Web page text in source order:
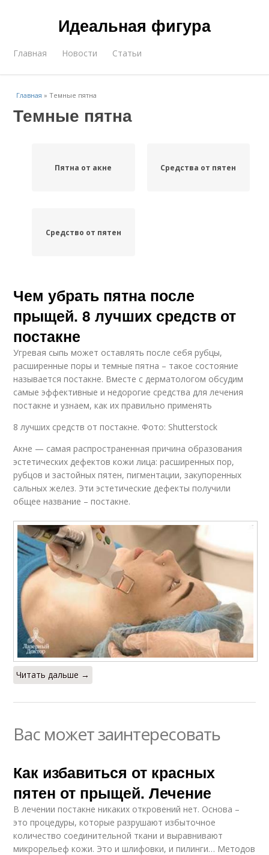
Идеальная фигура
Главная Новости Статьи
Главная »Темные пятна
Темные пятна
Пятна от акне Средства от пятен
Средство от пятен
Чем убрать пятна после
прыщей. 8 лучших средств от
постакне
Угревая сыпь может оставлять после себя рубцы,
расширенные поры и темные пятна – такое состояние
называется постакне. Вместе с дерматологом обсудим
самые эффективные и недорогие средства для лечения
постакне и узнаем, как их правильно применять
8 лучших средств от постакне. Фото: Shutterstock
Акне — самая распространенная причина образования
эстетических дефектов кожи лица: расширенных пор,
рубцов и застойных пятен, пигментации, закупоренных
сальных желез. Эти эстетические дефекты получили
общее название – постакне.
Читать дальше →
Вас может заинтересовать
Как избавиться от красных
пятен от прыщей. Лечение
В лечении постакне никаких откровений нет. Основа –
это процедуры, которые разрушают избыточное
количество соединительной ткани и выравнивают
микрорельеф кожи. Это и шлифовки, и пилинги… Методов